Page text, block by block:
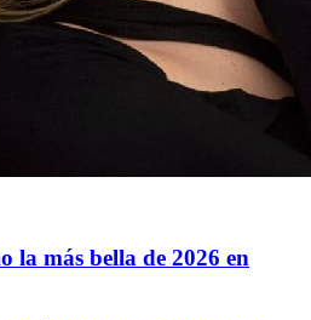
la más bella de 2026 en